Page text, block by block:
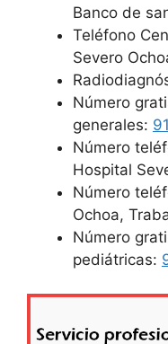
Banco de
Teléfono
Severo
Número
generales:
Número
Hospital
Número
Ochoa,
Número
pediátricas: